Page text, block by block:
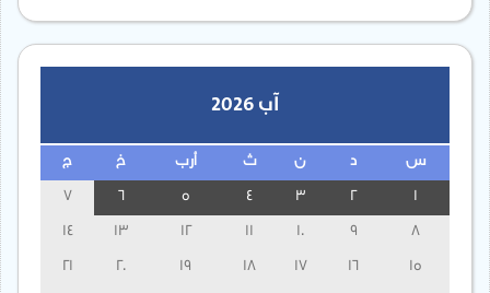
آب 2026
س ن ث أرب خ ج
3
13
14
15
16
17
18
19
20
21